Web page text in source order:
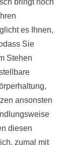
bringt noch
es Ihnen,
Sie
Stehen
ansonsten
diesen
zumal mit